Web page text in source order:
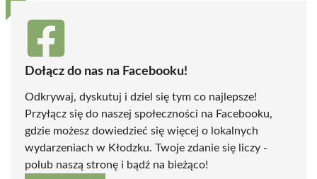
Dołącz do nas na Facebooku!
Odkrywaj, dyskutuj i dziel się tym co najlepsze!
Przyłącz się do naszej społeczności na Facebooku,
gdzie możesz dowiedzieć się więcej o lokalnych
wydarzeniach w Kłodzku. Twoje zdanie się liczy -
polub naszą stronę i bądź na bieżąco!